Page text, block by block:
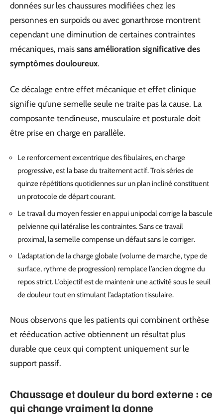
données sur les chaussures modifiées chez les
personnes en surpoids ou avec gonarthrose montrent
cependant une diminution de certaines contraintes
mécaniques, mais sans amélioration significative des
symptômes douloureux.
Ce décalage entre effet mécanique et effet clinique
signifie qu’une semelle seule ne traite pas la cause. La
composante tendineuse, musculaire et posturale doit
être prise en charge en parallèle.
Le renforcement excentrique des fibulaires, en charge
progressive, est la base du traitement actif. Trois séries de
quinze répétitions quotidiennes sur un plan incliné constituent
un protocole de départ courant.
Le travail du moyen fessier en appui unipodal corrige la bascule
pelvienne qui latéralise les contraintes. Sans ce travail
proximal, la semelle compense un défaut sans le corriger.
L’adaptation de la charge globale (volume de marche, type de
surface, rythme de progression) remplace l’ancien dogme du
repos strict. L’objectif est de maintenir une activité sous le seuil
de douleur tout en stimulant l’adaptation tissulaire.
Nous observons que les patients qui combinent orthèse
et rééducation active obtiennent un résultat plus
durable que ceux qui comptent uniquement sur le
support passif.
Chaussage et douleur du bord externe : ce
qui change vraiment la donne